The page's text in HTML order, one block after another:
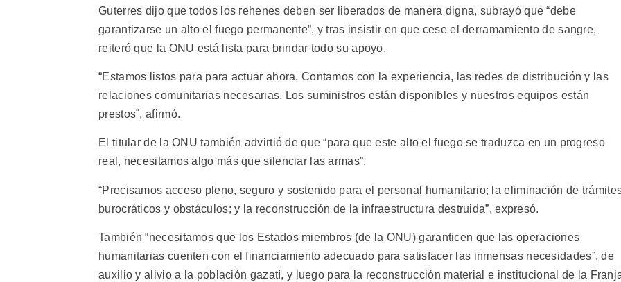
Guterres dijo que todos los rehenes deben ser liberados de manera digna, subrayó que “debe
garantizarse un alto el fuego permanente”, y tras insistir en que cese el derramamiento de sangre,
reiteró que la ONU está lista para brindar todo su apoyo.
“Estamos listos para para actuar ahora. Contamos con la experiencia, las redes de distribución y las
relaciones comunitarias necesarias. Los suministros están disponibles y nuestros equipos están
prestos”, afirmó.
El titular de la ONU también advirtió de que “para que este alto el fuego se traduzca en un progreso
real, necesitamos algo más que silenciar las armas”.
“Precisamos acceso pleno, seguro y sostenido para el personal humanitario; la eliminación de
burocráticos y obstáculos; y la reconstrucción de la infraestructura destruida”, expresó.
También “necesitamos que los Estados miembros (de la ONU) garanticen que las operaciones
humanitarias cuenten con el financiamiento adecuado para satisfacer las inmensas necesidades”, de
auxilio y alivio a la población gazatí, y luego para la reconstrucción material e institucional de la